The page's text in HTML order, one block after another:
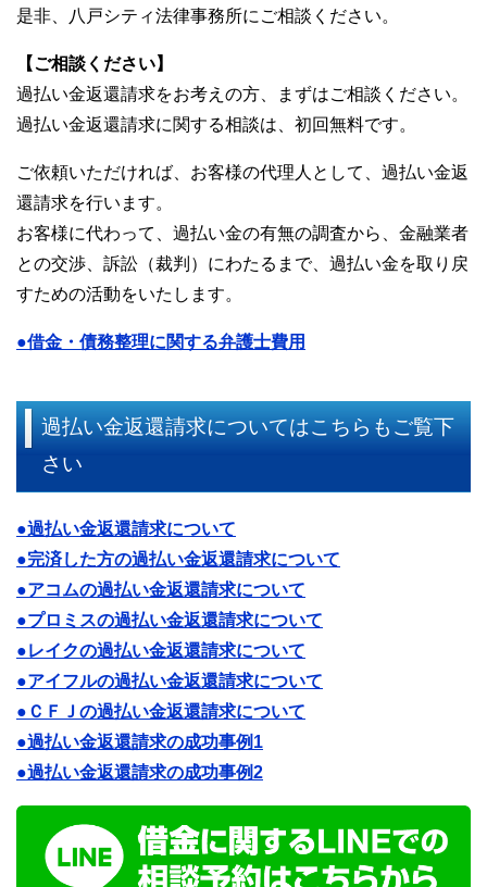
是非、八戸シティ法律事務所にご相談ください。
【ご相談ください】
過払い金返還請求をお考えの方、まずはご相談ください。
過払い金返還請求に関する相談は、初回無料です。
ご依頼いただければ、お客様の代理人として、過払い金返
還請求を行います。
お客様に代わって、過払い金の有無の調査から、金融業者
との交渉、訴訟（裁判）にわたるまで、過払い金を取り戻
すための活動をいたします。
●借金・債務整理に関する弁護士費用
過払い金返還請求についてはこちらもご覧下
さい
●過払い金返還請求について
●完済した方の過払い金返還請求について
●アコムの過払い金返還請求について
●プロミスの過払い金返還請求について
●レイクの過払い金返還請求について
●アイフルの過払い金返還請求について
●ＣＦＪの過払い金返還請求について
●過払い金返還請求の成功事例1
●過払い金返還請求の成功事例2